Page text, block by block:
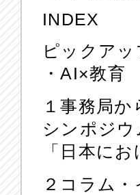
INDEX
ピックア
・AI×教育
１事務局
シンポジ
「日本に
２コラム